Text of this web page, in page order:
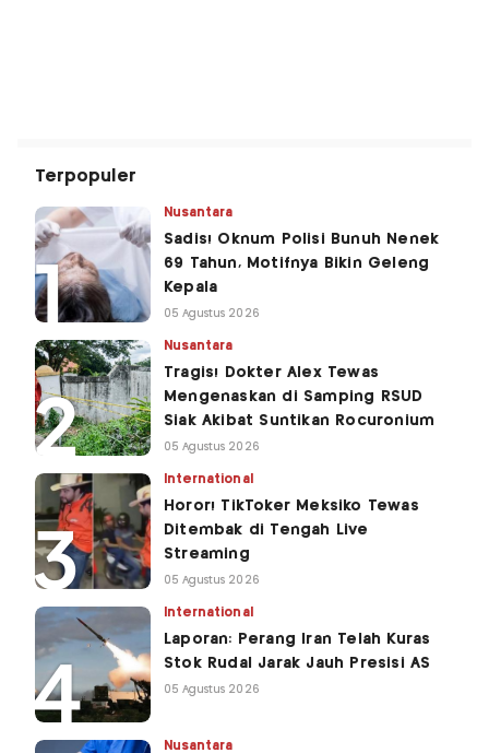
Terpopuler
Nusantara
Sadis! Oknum Polisi Bunuh Nenek
69 Tahun, Motifnya Bikin Geleng
Kepala
05 Agustus 2026
Nusantara
Tragis! Dokter Alex Tewas
Mengenaskan di Samping RSUD
Siak Akibat Suntikan Rocuronium
05 Agustus 2026
International
Horor! TikToker Meksiko Tewas
Ditembak di Tengah Live
Streaming
05 Agustus 2026
International
Laporan: Perang Iran Telah Kuras
Stok Rudal Jarak Jauh Presisi AS
05 Agustus 2026
Nusantara